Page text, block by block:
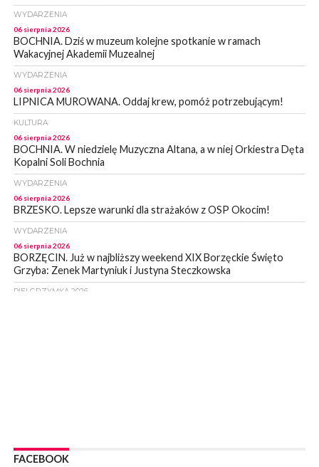
WYDARZENIA
06 sierpnia 2026
BOCHNIA. Dziś w muzeum kolejne spotkanie w ramach
Wakacyjnej Akademii Muzealnej
WYDARZENIA
06 sierpnia 2026
LIPNICA MUROWANA. Oddaj krew, pomóż potrzebującym!
KULTURA
06 sierpnia 2026
BOCHNIA. W niedzielę Muzyczna Altana, a w niej Orkiestra Dęta
Kopalni Soli Bochnia
WYDARZENIA
06 sierpnia 2026
BRZESKO. Lepsze warunki dla strażaków z OSP Okocim!
WYDARZENIA
06 sierpnia 2026
BORZĘCIN. Już w najbliższy weekend XIX Borzęckie Święto
Grzyba: Zenek Martyniuk i Justyna Steczkowska
PIELGRZYMKA 2026
[PROGRAM]
FACEBOOK